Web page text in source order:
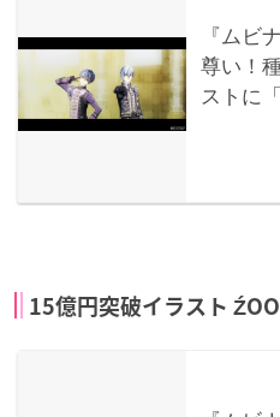
15億円突破イラスト